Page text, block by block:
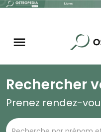
Rechercher
Prenez rendez-